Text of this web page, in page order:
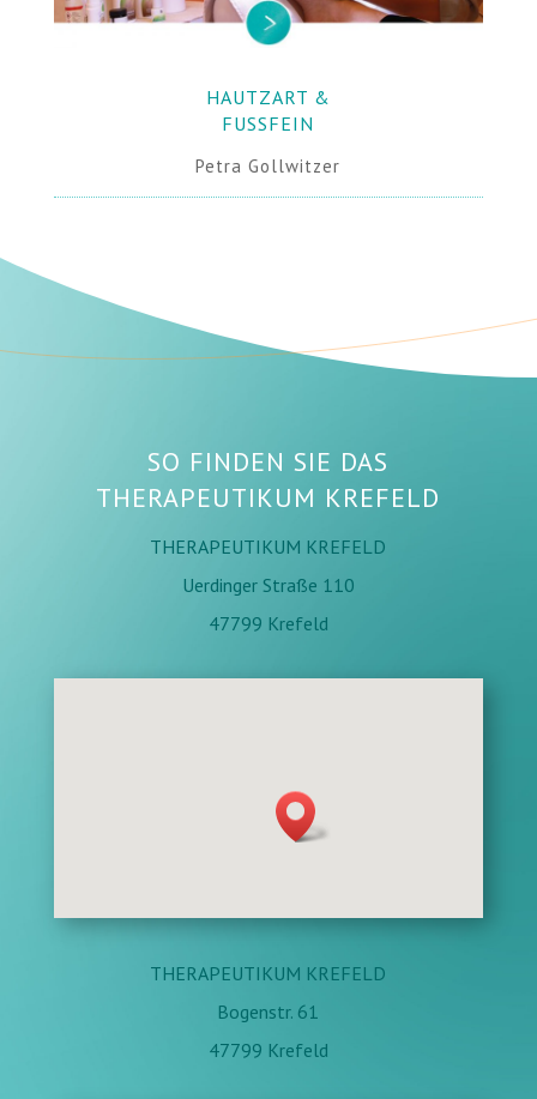
HAUTZART &
FUSSFEIN
Petra Gollwitzer
SO FINDEN SIE DAS
THERAPEUTIKUM KREFELD
THERAPEUTIKUM KREFELD
Uerdinger Straße 110
47799 Krefeld
THERAPEUTIKUM KREFELD
Bogenstr. 61
47799 Krefeld